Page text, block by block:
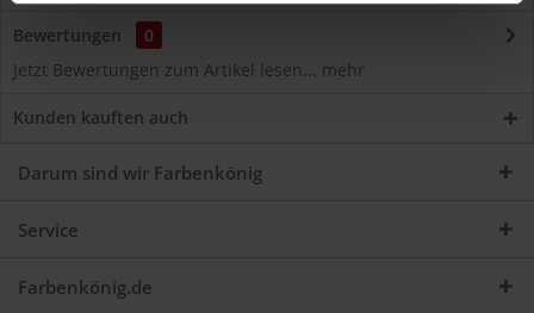
Bewertungen
0
Jetzt Bewertungen zum Artikel lesen... mehr
Kunden kauften auch
Darum sind wir Farbenkönig
Service
Farbenkönig.de